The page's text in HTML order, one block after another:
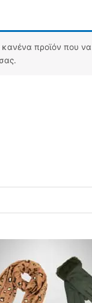
προϊόν που να